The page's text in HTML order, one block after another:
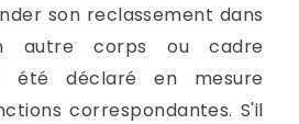
son reclassement dans
autre corps ou cadre
été déclaré en mesure
correspondantes. S'il